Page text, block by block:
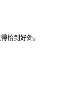
恰到好处。